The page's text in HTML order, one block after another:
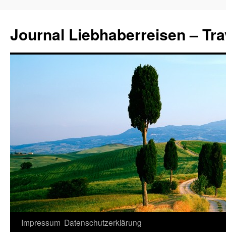
Journal Liebhaberreisen –
Zum
Impressum Datenschutzerklärung